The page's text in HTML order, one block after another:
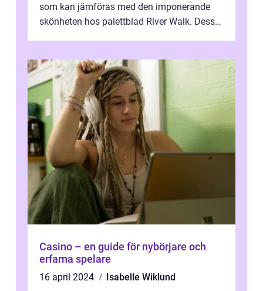
som kan jämföras med den imponerande
skönheten hos palettblad River Walk. Dess
Casino – en guide för nybörjare och
erfarna spelare
16 april 2024
Isabelle Wiklund